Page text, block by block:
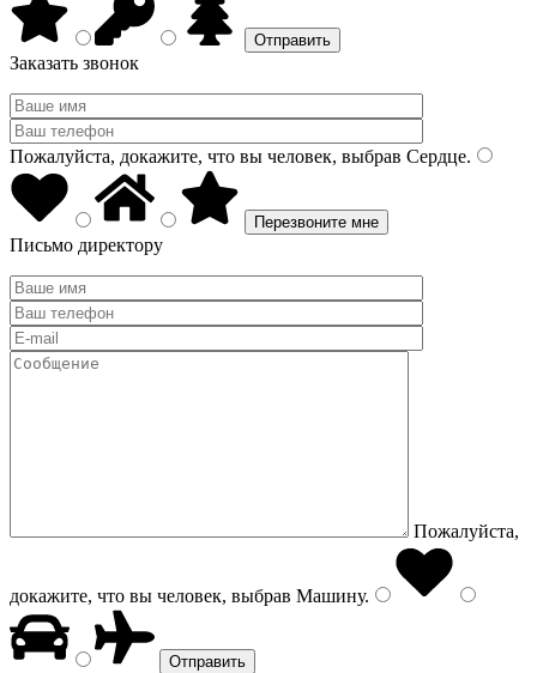
Заказать звонок
Пожалуйста, докажите, что вы человек, выбрав Сердце.
Письмо директору
Пожалуйста,
докажите, что вы человек, выбрав Машину.